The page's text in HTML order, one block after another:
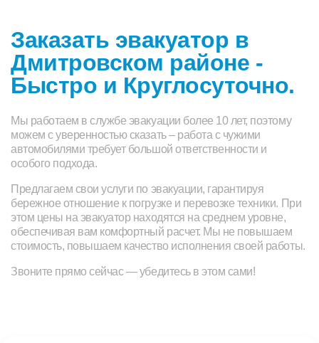
Заказать эвакуатор в
Дмитровском районе -
Быстро и Круглосуточно.
Мы работаем в службе эвакуации более 10 лет, поэтому
можем с уверенностью сказать – работа с чужими
автомобилями требует большой ответственности и
особого подхода.
Предлагаем свои услуги по эвакуации, гарантируя
бережное отношение к погрузке и перевозке техники. При
этом цены на эвакуатор находятся на среднем уровне,
обеспечивая вам комфортный расчет. Мы не повышаем
стоимость, повышаем качество исполнения своей работы.
Звоните прямо сейчас — убедитесь в этом сами!